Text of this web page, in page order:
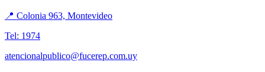
📍 Colonia 963, Montevideo
Tel: 1974
atencionalpublico@fucerep.com.uy